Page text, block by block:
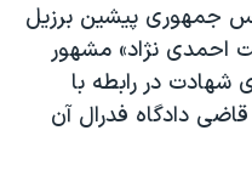
جمهوری پیشین برزیل
احمدی نژاد» مشهور
شهادت در رابطه با
دادگاه فدرال آن